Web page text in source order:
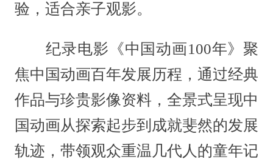
验，适合亲子观影。
纪录电影《中国动画100年》聚
焦中国动画百年发展历程，通过经典
作品与珍贵影像资料，全景式呈现中
国动画从探索起步到成就斐然的发展
轨迹，带领观众重温几代人的童年记